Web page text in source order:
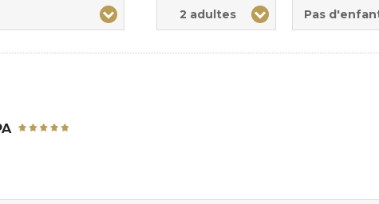
2 adultes Pas